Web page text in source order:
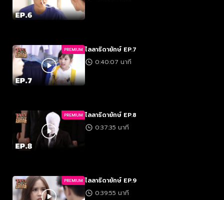
PREMIUM ไลลาธิดายักษ์ EP.7
0:40:07 นาที
PREMIUM ไลลาธิดายักษ์ EP.8
0:37:35 นาที
PREMIUM ไลลาธิดายักษ์ EP.9
0:39:55 นาที